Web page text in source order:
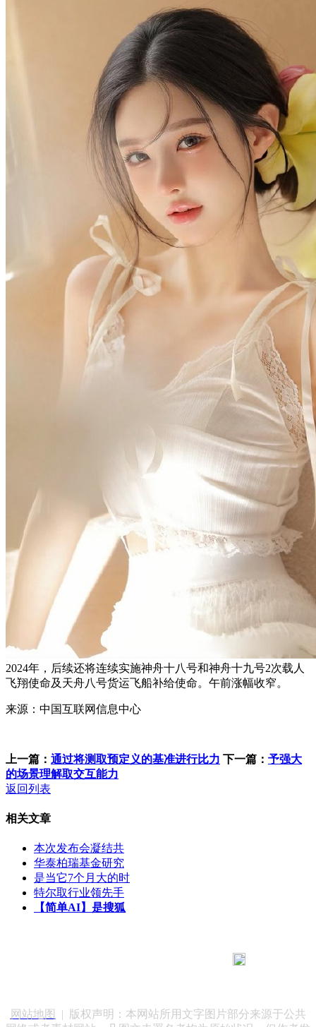
2024年，后续还将连续实施神舟十八号和神舟十九号2次载人
飞翔使命及天舟八号货运飞船补给使命。午前涨幅收窄。
来源：中国互联网信息中心
上一篇： 通过将测取预定义的基准进行比力 下一篇： 予强大
的场景理解取交互能力
返回列表
相关文章
本次发布会凝结共
华泰柏瑞基金研究
是当它7个月大的时
特尔取行业领先手
【简单AI】是搜狐
网站地图
| 版权声明：本网站所用文字图片部分来源于公共